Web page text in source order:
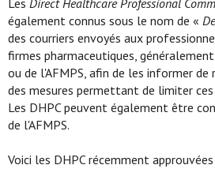
Les Direct Healthcare Professional
également connus sous le nom de «
des courriers envoyés aux
firmes pharmaceutiques,
ou de l'AFMPS, afin de les informer
des mesures permettant de limiter ces
Les DHPC peuvent également être
de l'AFMPS.
Voici les DHPC récemment approuvées